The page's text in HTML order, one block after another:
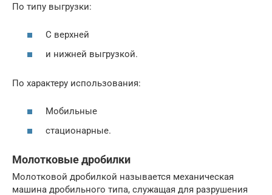
По типу выгрузки:
С верхней
и нижней выгрузкой.
По характеру использования:
Мобильные
стационарные.
Молотковые дробилки
Молотковой дробилкой называется механическая
машина дробильного типа, служащая для разрушения